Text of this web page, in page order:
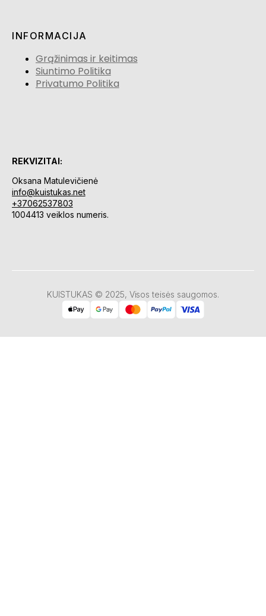
INFORMACIJA
Grąžinimas ir keitimas
Siuntimo Politika
Privatumo Politika
REKVIZITAI:
Oksana Matulevičienė
info@kuistukas.net
+37062537803
1004413 veiklos numeris.
KUISTUKAS © 2025, Visos teisės saugomos.